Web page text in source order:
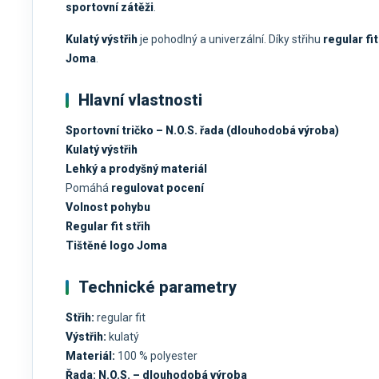
sportovní zátěži.
Kulatý výstřihje pohodlný a univerzální. Díky střihu regular fit
Joma.
Hlavní vlastnosti
Sportovní tričko – N.O.S. řada (dlouhodobá výroba)
Kulatý výstřih
Lehký a prodyšný materiál
Pomáhá regulovat pocení
Volnost pohybu
Regular fit střih
Tištěné logo Joma
Technické parametry
Střih: regular fit
Výstřih: kulatý
Materiál: 100 % polyester
Řada: N.O.S. – dlouhodobá výroba